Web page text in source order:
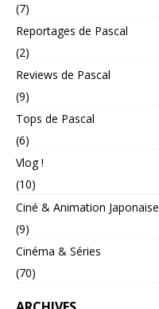
(7)
Reportages de Pascal
(2)
Reviews de Pascal
(9)
Tops de Pascal
(6)
Vlog !
(10)
Ciné & Animation Japonaise
(9)
Cinéma & Séries
(70)